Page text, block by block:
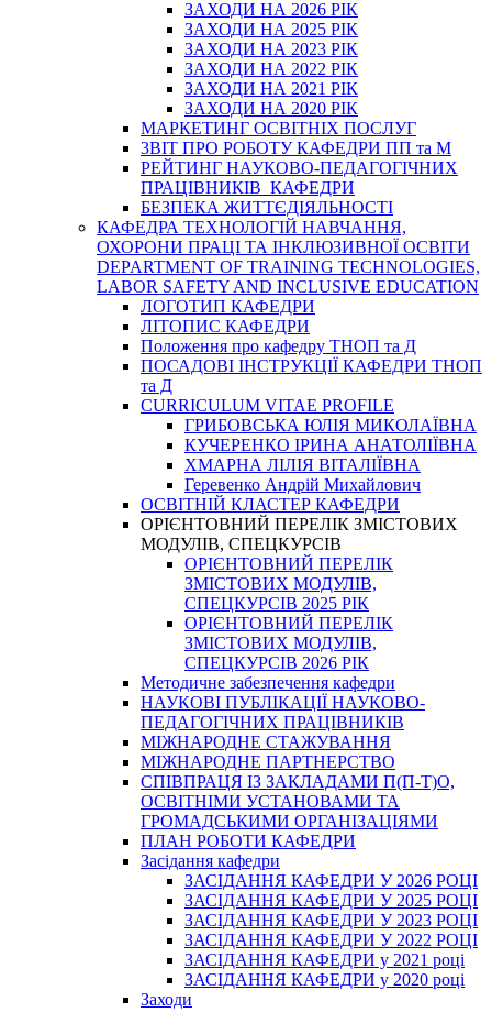
ЗАХОДИ НА 2026 РІК
ЗАХОДИ НА 2025 РІК
ЗАХОДИ НА 2023 РІК
ЗАХОДИ НА 2022 РІК
ЗАХОДИ НА 2021 РІК
ЗАХОДИ НА 2020 РІК
МАРКЕТИНГ ОСВІТНІХ ПОСЛУГ
3BIT ПРО РОБОТУ КАФЕДРИ ПП та М
РЕЙТИНГ НАУКОВО-ПЕДАГОГІЧНИХ
ПРАЦІВНИКІВ КАФЕДРИ
БЕЗПЕКА ЖИТТЄДІЯЛЬНОСТІ
КАФЕДРА ТЕХНОЛОГІЙ НАВЧАННЯ,
ОХОРОНИ ПРАЦІ ТА ІНКЛЮЗИВНОЇ ОСВІТИ
DEPARTMENT OF TRAINING TECHNOLOGIES,
LABOR SAFETY AND INCLUSIVE EDUCATION
ЛОГОТИП КАФЕДРИ
ЛІТОПИС КАФЕДРИ
Положення про кафедру ТНОП та Д
ПОСАДОВІ ІНСТРУКЦІЇ КАФЕДРИ ТНОП
та Д
CURRICULUM VITAE PROFILE
ГРИБОВСЬКА ЮЛІЯ МИКОЛАЇВНА
КУЧЕРЕНКО ІРИНА АНАТОЛІЇВНА
ХМАРНА ЛІЛІЯ ВІТАЛІЇВНА
Геревенко Андрій Михайлович
ОСВІТНІЙ КЛАСТЕР КАФЕДРИ
ОРІЄНТОВНИЙ ПЕРЕЛІК ЗМІСТОВИХ
МОДУЛІВ, СПЕЦКУРСІВ
ОРІЄНТОВНИЙ ПЕРЕЛІК
ЗМІСТОВИХ МОДУЛІВ,
СПЕЦКУРСІВ 2025 РІК
ОРІЄНТОВНИЙ ПЕРЕЛІК
ЗМІСТОВИХ МОДУЛІВ,
СПЕЦКУРСІВ 2026 РІК
Методичне забезпечення кафедри
НАУКОВІ ПУБЛІКАЦІЇ НАУКОВО-
ПЕДАГОГІЧНИХ ПРАЦІВНИКІВ
МІЖНАРОДНЕ СТАЖУВАННЯ
МІЖНАРОДНЕ ПАРТНЕРСТВО
СПІВПРАЦЯ ІЗ ЗАКЛАДАМИ П(П-Т)О,
ОСВІТНІМИ УСТАНОВАМИ ТА
ГРОМАДСЬКИМИ ОРГАНІЗАЦІЯМИ
ПЛАН РОБОТИ КАФЕДРИ
Засідання кафедри
ЗАСІДАННЯ КАФЕДРИ У 2026 РОЦІ
ЗАСІДАННЯ КАФЕДРИ У 2025 РОЦІ
ЗАСІДАННЯ КАФЕДРИ У 2023 РОЦІ
ЗАСІДАННЯ КАФЕДРИ У 2022 РОЦІ
ЗАСІДАННЯ КАФЕДРИ у 2021 році
ЗАСІДАННЯ КАФЕДРИ у 2020 році
Заходи